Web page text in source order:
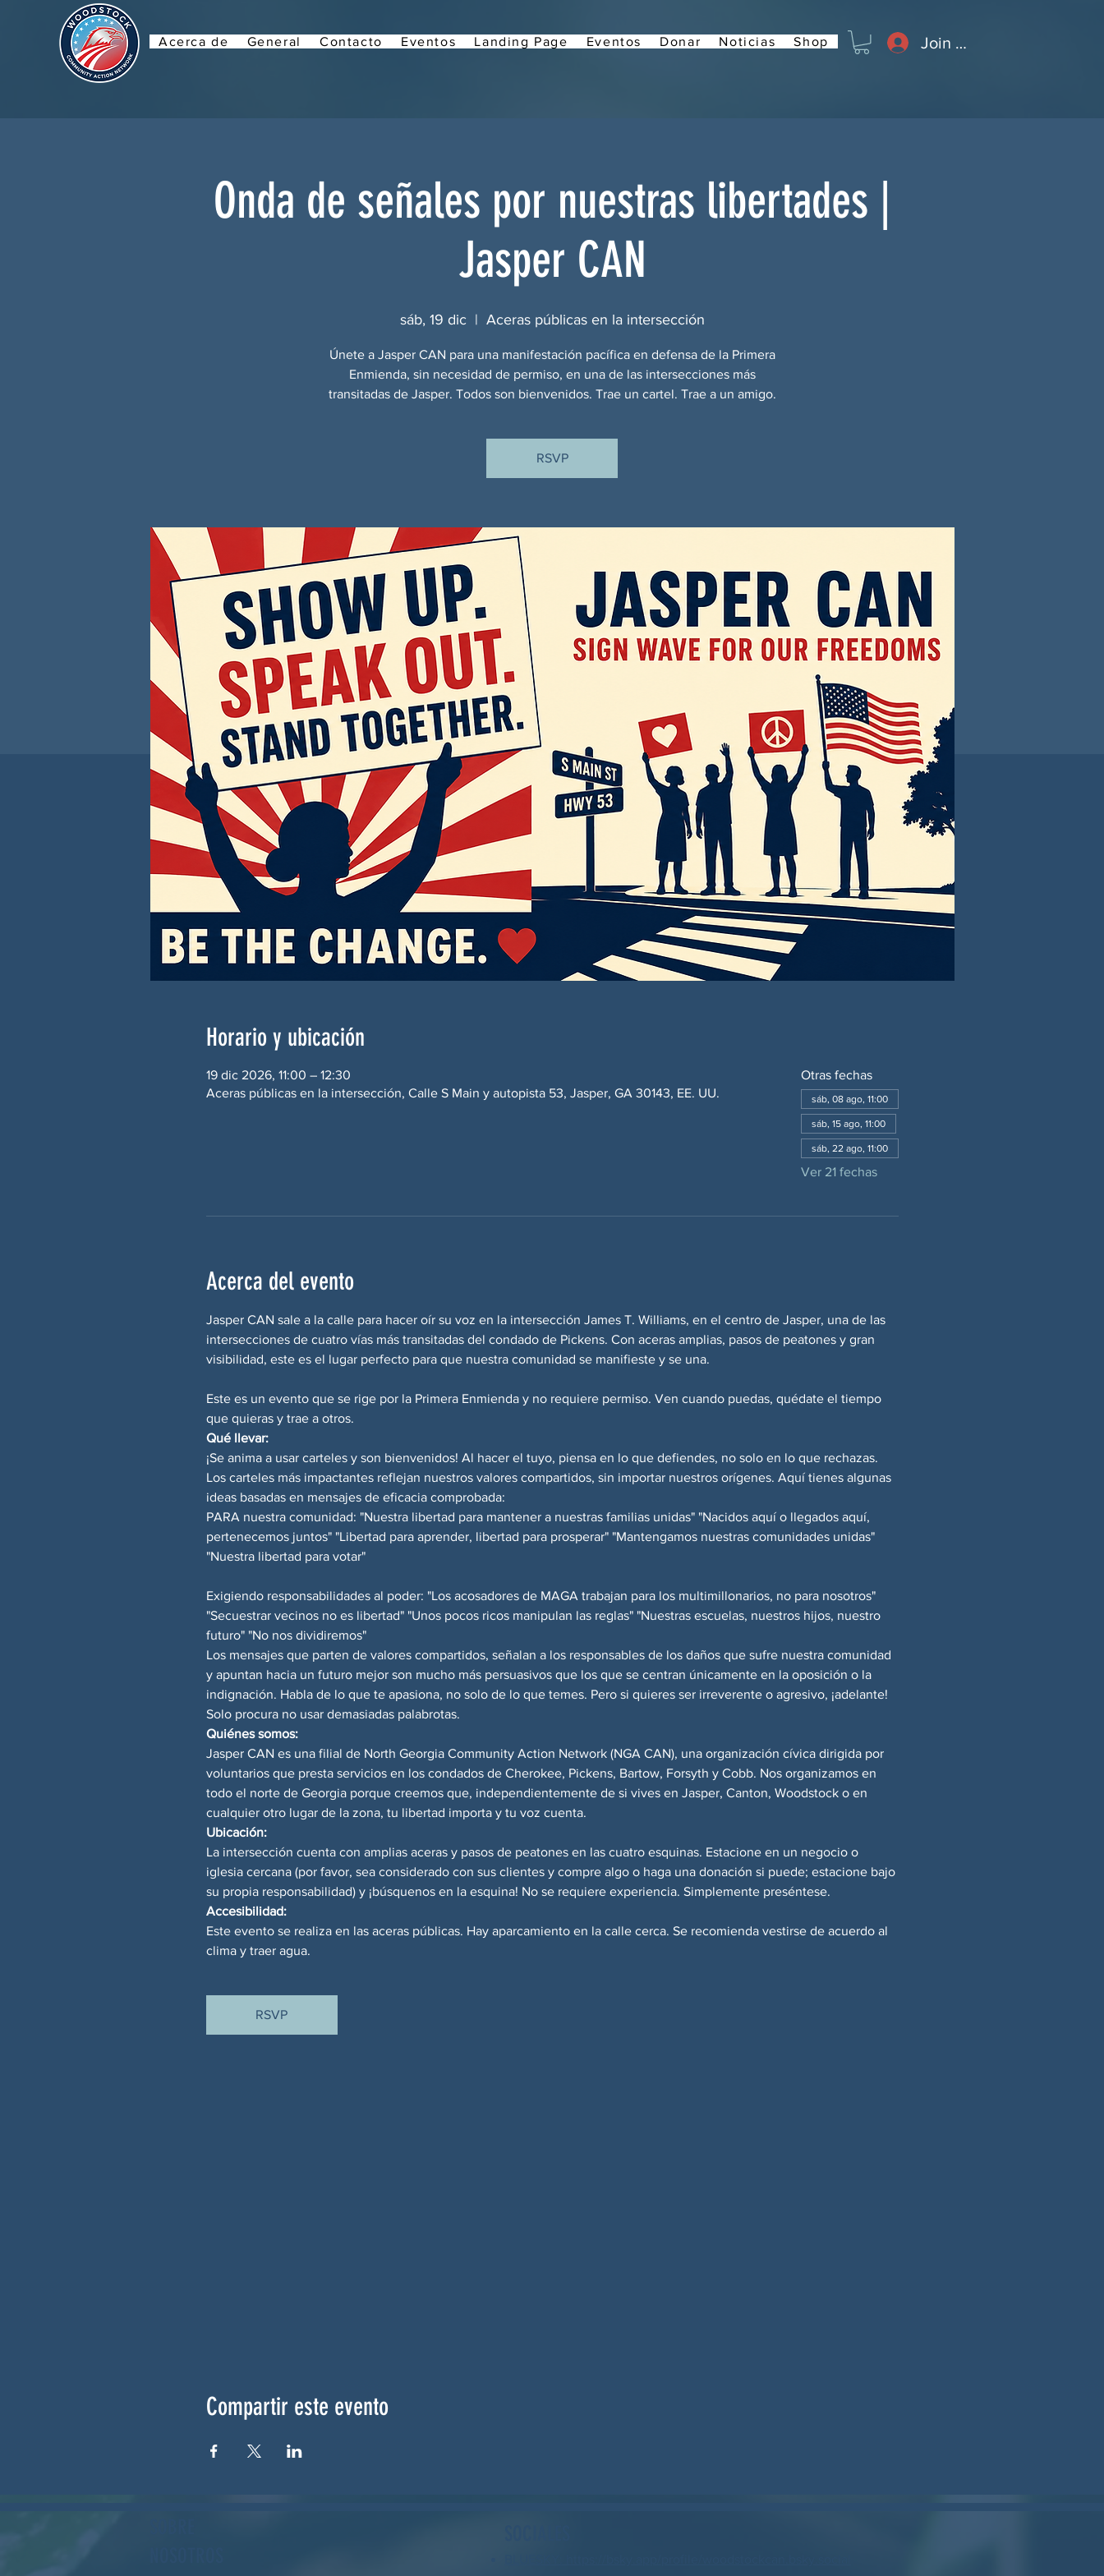
Acerca de General Contacto Eventos Landing Page Eventos Donar Noticias Shop Join or Log In
Onda de señales por nuestras libertades |
Jasper CAN
sáb, 19 dic
  |
Aceras públicas en la intersección
Únete a Jasper CAN para una manifestación pacífica en defensa de la Primera
Enmienda, sin necesidad de permiso, en una de las intersecciones más
transitadas de Jasper. Todos son bienvenidos. Trae un cartel. Trae a un amigo.
RSVP
Horario y ubicación
19 dic 2026, 11:00 – 12:30
Aceras públicas en la intersección, Calle S Main y autopista 53, Jasper, GA 30143, EE. UU.
Otras fechas
sáb, 08 ago, 11:00
sáb, 15 ago, 11:00
sáb, 22 ago, 11:00
Ver 21 fechas
Acerca del evento
Jasper CAN sale a la calle para hacer oír su voz en la intersección James T. Williams, en el centro de Jasper, una de las
intersecciones de cuatro vías más transitadas del condado de Pickens. Con aceras amplias, pasos de peatones y gran
visibilidad, este es el lugar perfecto para que nuestra comunidad se manifieste y se una.
Este es un evento que se rige por la Primera Enmienda y no requiere permiso. Ven cuando puedas, quédate el tiempo
que quieras y trae a otros.
Qué llevar:
¡Se anima a usar carteles y son bienvenidos! Al hacer el tuyo, piensa en lo que defiendes, no solo en lo que rechazas.
Los carteles más impactantes reflejan nuestros valores compartidos, sin importar nuestros orígenes. Aquí tienes algunas
ideas basadas en mensajes de eficacia comprobada:
PARA nuestra comunidad: "Nuestra libertad para mantener a nuestras familias unidas" "Nacidos aquí o llegados aquí,
pertenecemos juntos" "Libertad para aprender, libertad para prosperar" "Mantengamos nuestras comunidades unidas"
"Nuestra libertad para votar"
Exigiendo responsabilidades al poder: "Los acosadores de MAGA trabajan para los multimillonarios, no para nosotros"
"Secuestrar vecinos no es libertad" "Unos pocos ricos manipulan las reglas" "Nuestras escuelas, nuestros hijos, nuestro
futuro" "No nos dividiremos"
Los mensajes que parten de valores compartidos, señalan a los responsables de los daños que sufre nuestra comunidad
y apuntan hacia un futuro mejor son mucho más persuasivos que los que se centran únicamente en la oposición o la
indignación. Habla de lo que te apasiona, no solo de lo que temes. Pero si quieres ser irreverente o agresivo, ¡adelante!
Solo procura no usar demasiadas palabrotas.
Quiénes somos:
Jasper CAN es una filial de North Georgia Community Action Network (NGA CAN), una organización cívica dirigida por
voluntarios que presta servicios en los condados de Cherokee, Pickens, Bartow, Forsyth y Cobb. Nos organizamos en
todo el norte de Georgia porque creemos que, independientemente de si vives en Jasper, Canton, Woodstock o en
cualquier otro lugar de la zona, tu libertad importa y tu voz cuenta.
Ubicación:
La intersección cuenta con amplias aceras y pasos de peatones en las cuatro esquinas. Estacione en un negocio o
iglesia cercana (por favor, sea considerado con sus clientes y compre algo o haga una donación si puede; estacione bajo
su propia responsabilidad) y ¡búsquenos en la esquina! No se requiere experiencia. Simplemente preséntese.
Accesibilidad:
Este evento se realiza en las aceras públicas. Hay aparcamiento en la calle cerca. Se recomienda vestirse de acuerdo al
clima y traer agua.
RSVP
Compartir este evento